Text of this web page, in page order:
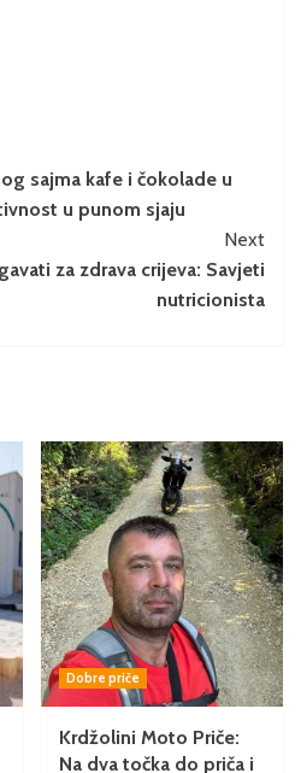
sajma kafe i čokolade u
u punom sjaju
Next
za zdrava crijeva: Savjeti
nutricionista
Dobre priče
Krdžolini Moto Priče:
Na dva točka do priča i